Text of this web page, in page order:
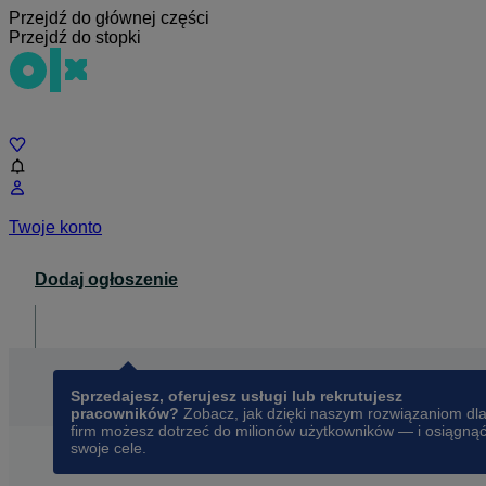
Przejdź do głównej części
Przejdź do stopki
Twoje konto
Dodaj ogłoszenie
Sprzedajesz, oferujesz usługi lub rekrutujesz
pracowników? Zobacz, jak dzięki naszym rozwiązaniom dla
firm możesz dotrzeć do milionów użytkowników — i osiągnąć
swoje cele.